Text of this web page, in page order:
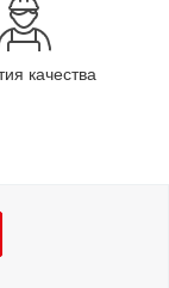
качества